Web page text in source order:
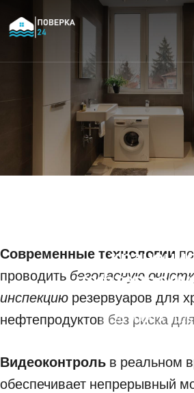
20 МАРТА 2025
Современные технологии
проводить безопасную
инспекцию резервуаров для
нефтепродуктов без риска
Видеоконтроль в реальном
обеспечивает непрерывный